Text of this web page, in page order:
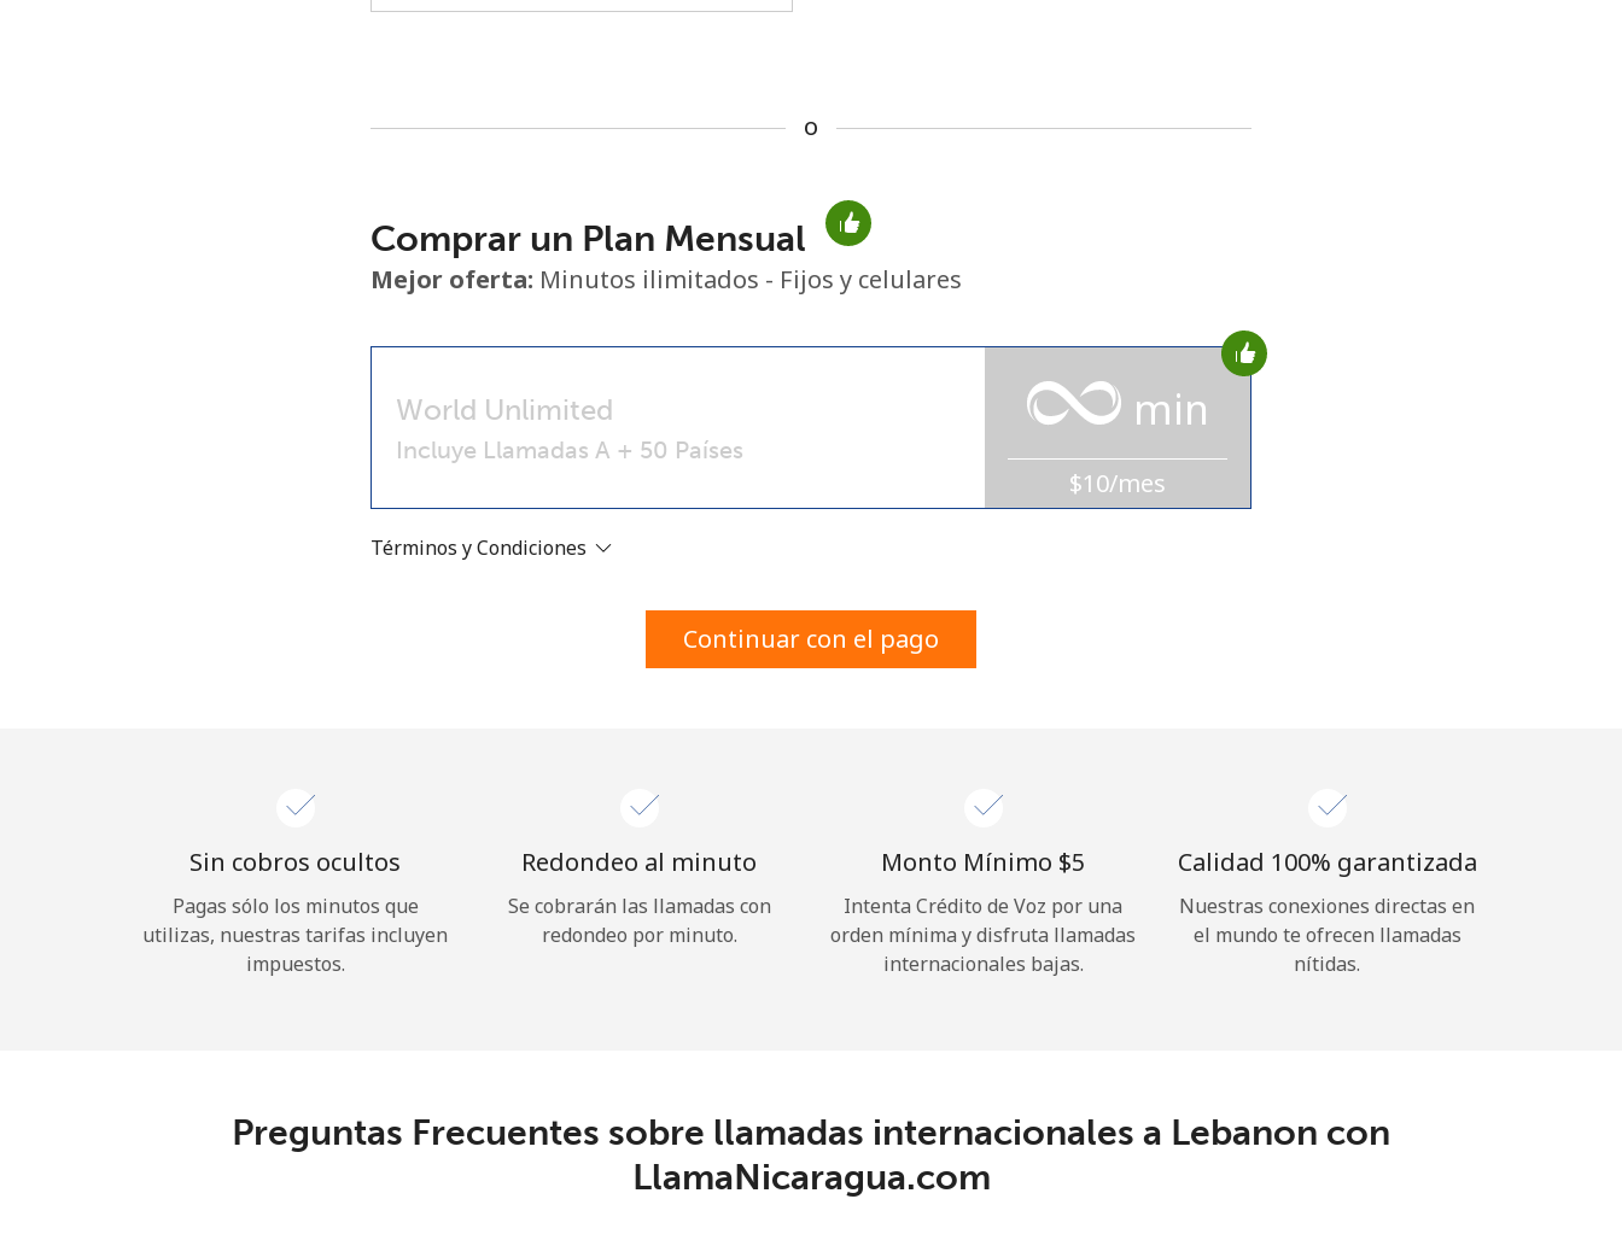
No se ha creado una contraseña
Mínimo 8 caracteres
Un número
Al abrir una cuenta en este sitio web, estoy de
o
Comprar un Plan Mensual
Mejor oferta: Minutos ilimitados - Fijos y celulares
World Unlimited
Incluye Llamadas A + 50 Países
min
$10/mes
Términos y Condiciones
Continuar con el pago
Sin cobros ocultos
Pagas sólo los minutos que
utilizas, nuestras tarifas incluyen
impuestos.
Redondeo al minuto
Se cobrarán las llamadas con
redondeo por minuto.
Monto Mínimo ⁦$5⁩
Intenta Crédito de Voz por una
orden mínima y disfruta llamadas
internacionales bajas.
Calidad 100% garantizada
Nuestras conexiones directas en
el mundo te ofrecen llamadas
nítidas.
Preguntas Frecuentes sobre llamadas internacionales a Lebanon con
LlamaNicaragua.com